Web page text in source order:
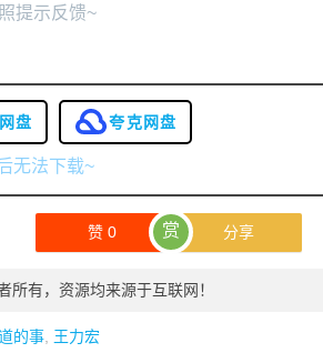
提示反馈~
盘 夸克网盘
无法下载~
赞 0 赏 分享
所有，资源均来源于互联网！
的事 王力宏